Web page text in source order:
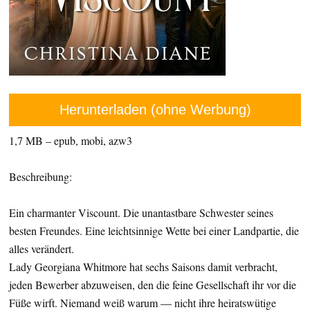
Herunterladen (ohne Werbung)
1,7 MB – epub, mobi, azw3
Beschreibung:
Ein charmanter Viscount. Die unantastbare Schwester seines
besten Freundes. Eine leichtsinnige Wette bei einer Landpartie, die
alles verändert.
Lady Georgiana Whitmore hat sechs Saisons damit verbracht,
jeden Bewerber abzuweisen, den die feine Gesellschaft ihr vor die
Füße wirft. Niemand weiß warum — nicht ihre heiratswütige